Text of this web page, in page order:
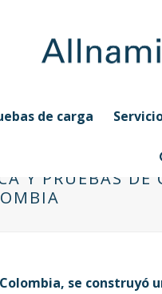
de carga
Y PRUEBAS
se